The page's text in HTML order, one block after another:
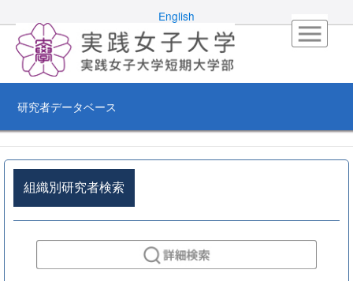
English
研究者データベース
組織別研究者検索